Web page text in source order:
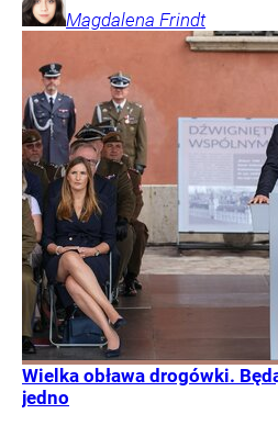
Magdalena Frindt
Wielka obława drogówki.
jedno